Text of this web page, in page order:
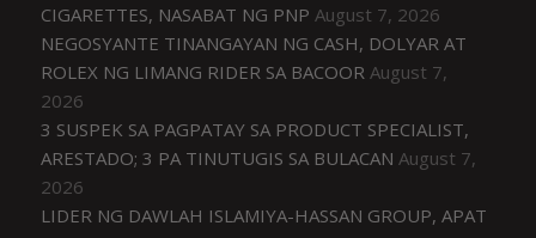
CIGARETTES, NASABAT NG PNP August 7, 2026
NEGOSYANTE TINANGAYAN NG CASH, DOLYAR AT
ROLEX NG LIMANG RIDER SA BACOOR August 7,
2026
3 SUSPEK SA PAGPATAY SA PRODUCT SPECIALIST,
ARESTADO; 3 PA TINUTUGIS SA BULACAN August 7,
2026
LIDER NG DAWLAH ISLAMIYA-HASSAN GROUP, APAT